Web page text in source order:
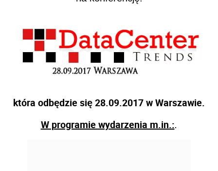
która odbędzie się 28.09.2017 w Warszawie.
W programie wydarzenia m.in.:.